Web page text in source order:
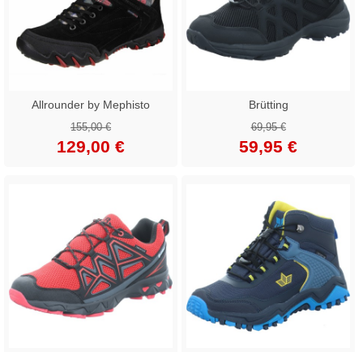
Allrounder by Mephisto
155,00 €
129,00 €
Brütting
69,95 €
59,95 €